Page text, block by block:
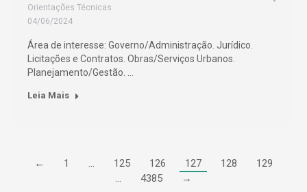
Orientações Técnicas
04/06/2024
Área de interesse: Governo/Administração. Jurídico.
Licitações e Contratos. Obras/Serviços Urbanos.
Planejamento/Gestão. …
Leia Mais
← 1 … 125 126 127 128
129
…
4385 →